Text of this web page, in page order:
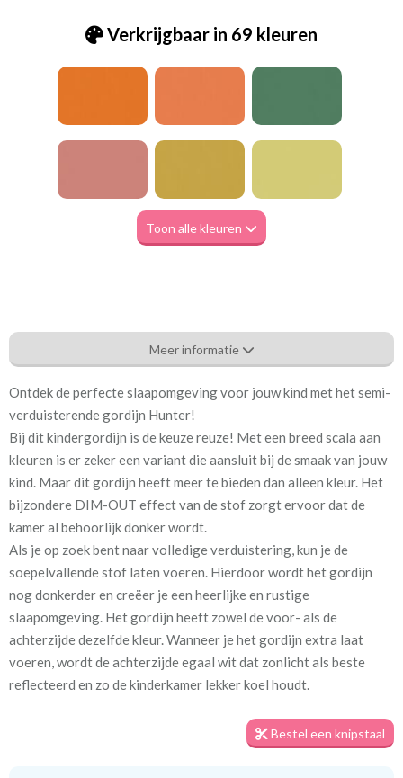
Verkrijgbaar in 69 kleuren
Toon alle kleuren
Va_Hunter 1095 Black
Eigenschappen gordijnstof
Artikelnummer Va_Hunter 1095 Black
Stofbreedte: 140 cm
Meestal eerder, maar houd
rekening met
circa 2-3 weken
Materiaal: 100% polyester
Voor een optimale verduistering geven we je graag een tip. Meet
ontstaan. Daarnaast zorgt het plaatsen van een rail aan het
plafond en het gordijn tot aan de vloer voor de minste
Meer informatie
Ontdek de perfecte slaapomgeving voor jouw kind met het semi-
verduisterende gordijn Hunter!
Bij dit kindergordijn is de keuze reuze! Met een breed scala aan
kleuren is er zeker een variant die aansluit bij de smaak van jouw
kind. Maar dit gordijn heeft meer te bieden dan alleen kleur. Het
bijzondere DIM-OUT effect van de stof zorgt ervoor dat de
kamer al behoorlijk donker wordt.
Als je op zoek bent naar volledige verduistering, kun je de
soepelvallende stof laten voeren. Hierdoor wordt het gordijn
nog donkerder en creëer je een heerlijke en rustige
slaapomgeving. Het gordijn heeft zowel de voor- als de
achterzijde dezelfde kleur. Wanneer je het gordijn extra laat
voeren, wordt de achterzijde egaal wit dat zonlicht als beste
reflecteerd en zo de kinderkamer lekker koel houdt.
Bestel een knipstaal